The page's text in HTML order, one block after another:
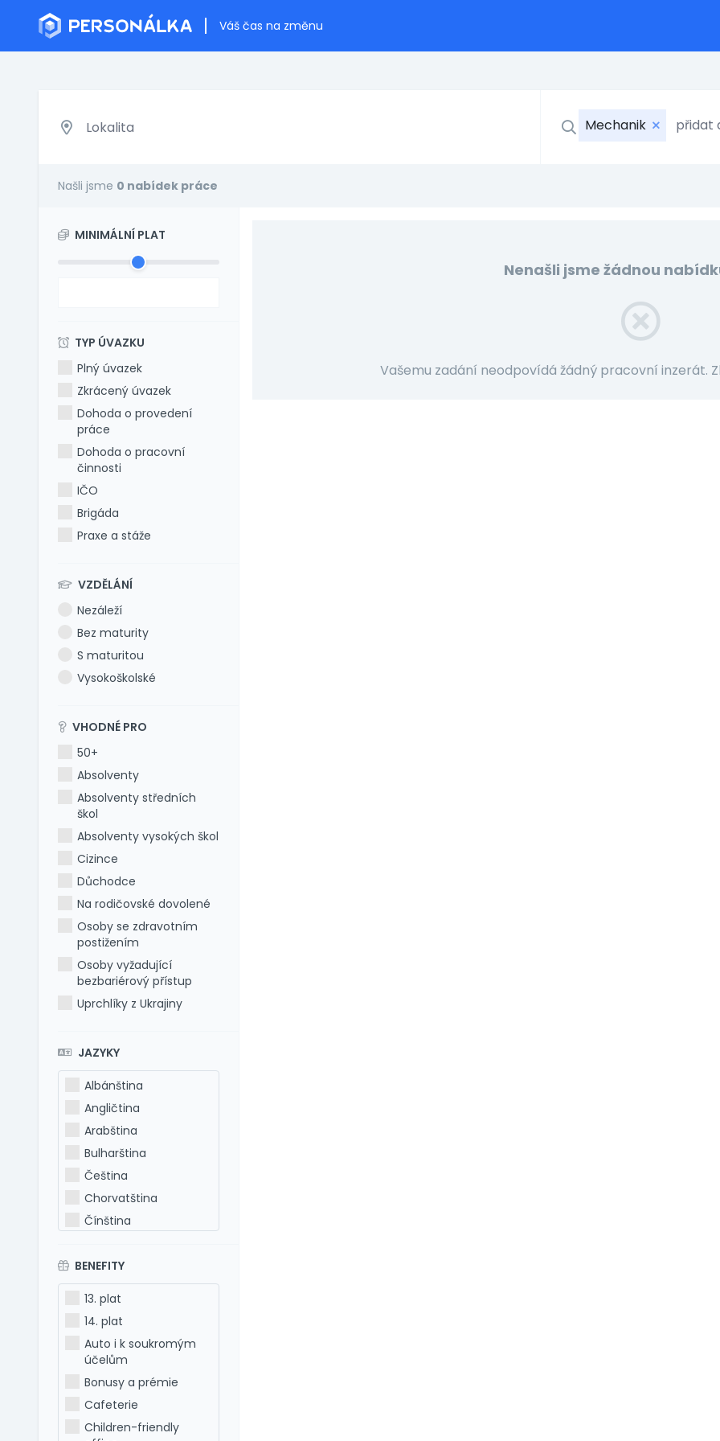
Váš čas na změnu
Mechanik
Našli jsme 0 nabídek práce
MINIMÁLNÍ PLAT
TYP ÚVAZKU
Plný úvazek
Zkrácený úvazek
Dohoda o provedení
práce
Dohoda o pracovní
činnosti
IČO
Brigáda
Praxe a stáže
VZDĚLÁNÍ
Nezáleží
Bez maturity
S maturitou
Vysokoškolské
VHODNÉ PRO
50+
Absolventy
Absolventy středních
škol
Absolventy vysokých škol
Cizince
Důchodce
Na rodičovské dovolené
Osoby se zdravotním
postižením
Osoby vyžadující
bezbariérový přístup
Uprchlíky z Ukrajiny
JAZYKY
Albánština
Angličtina
Arabština
Bulharština
Čeština
Chorvatština
Čínština
Francouzština
Hebrejština
Holandština
Italština
Japonština
Latina
Litevština
Lotyšština
BENEFITY
13. plat
14. plat
Auto i k soukromým
účelům
Bonusy a prémie
Cafeterie
Children-friendly
Nenašli jsme žádnou
Vašemu zadání neodpovídá žádný pracovní inzerát.